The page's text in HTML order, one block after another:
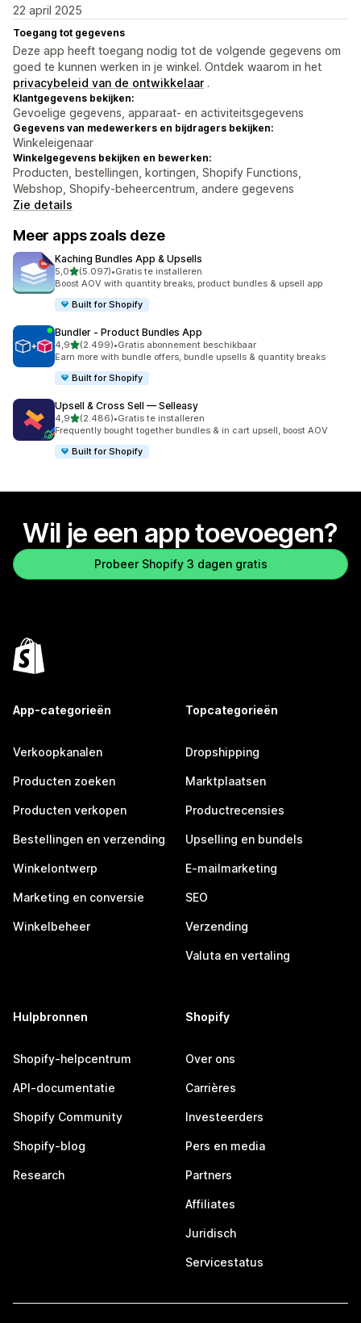
22 april 2025
Toegang tot gegevens
Deze app heeft toegang nodig tot de volgende gegevens om
goed te kunnen werken in je winkel. Ontdek waarom in het
privacybeleid van de ontwikkelaar .
Klantgegevens bekijken:
Gevoelige gegevens, apparaat- en activiteitsgegevens
Gegevens van medewerkers en bijdragers bekijken:
Winkeleigenaar
Winkelgegevens bekijken en bewerken:
Producten, bestellingen, kortingen, Shopify Functions,
Webshop, Shopify-beheercentrum, andere gegevens
Zie details
Meer apps zoals deze
Kaching Bundles App & Upsells
5,0van 5 sterren
(5.097)
5097 recensies in totaal
•Gratis te installeren
Boost AOV with quantity breaks, product bundles & upsell app
Built for Shopify
Bundler ‑ Product Bundles App
4,9van 5 sterren
(2.499)
2499 recensies in totaal
•Gratis abonnement beschikbaar
Earn more with bundle offers, bundle upsells & quantity breaks
Built for Shopify
Upsell & Cross Sell — Selleasy
4,9van 5 sterren
(2.486)
2486 recensies in totaal
•Gratis te installeren
Frequently bought together bundles & in cart upsell, boost AOV
Built for Shopify
Wil je een app toevoegen?
Probeer Shopify 3 dagen gratis
App-categorieën
Verkoopkanalen
Producten zoeken
Producten verkopen
Bestellingen en verzending
Winkelontwerp
Marketing en conversie
Winkelbeheer
Topcategorieën
Dropshipping
Marktplaatsen
Productrecensies
Upselling en bundels
E-mailmarketing
SEO
Verzending
Valuta en vertaling
Hulpbronnen
Shopify-helpcentrum
API-documentatie
Shopify Community
Shopify-blog
Research
Shopify
Over ons
Carrières
Investeerders
Pers en media
Partners
Affiliates
Juridisch
Servicestatus